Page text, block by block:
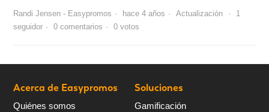
Randi Jensen - Easypromos hace 4 años Actualización
1
seguidor
0 comentarios 0 votos
Acerca de Easypromos
Quiénes somos
Soluciones
Gamificación